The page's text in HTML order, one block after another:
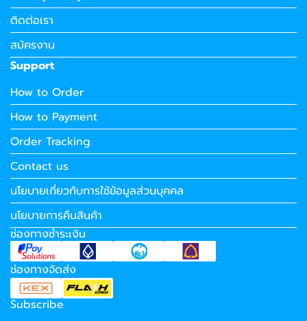
ติดต่อเรา
สมัครงาน
Support
How to Order
How to Payment
Order Tracking
Contact us
นโยบายเกี่ยวกับการใช้ข้อมูลส่วนบุคคล
นโยบายการคืนสินค้า
ช่องทางชำระเงิน
ช่องทางจัดส่ง
Subscribe